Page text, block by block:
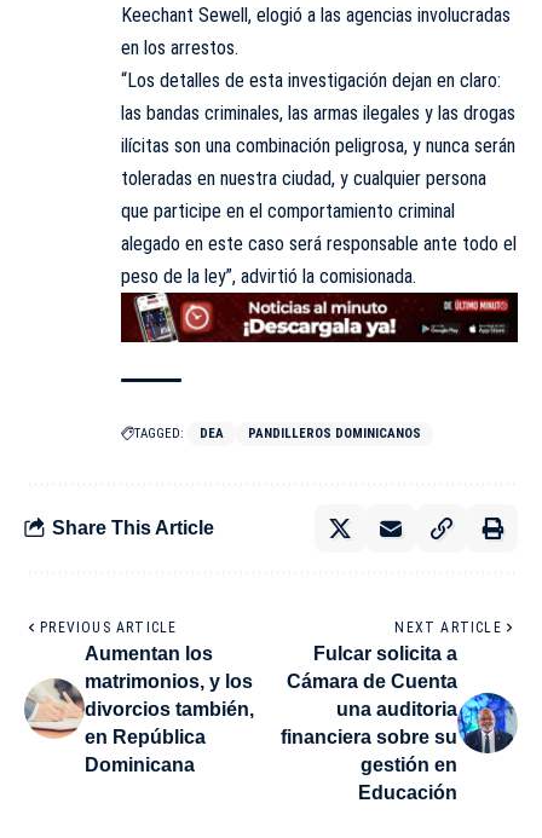
Keechant Sewell, elogió a las agencias involucradas
en los arrestos.
“Los detalles de esta investigación dejan en claro:
las bandas criminales, las armas ilegales y las drogas
ilícitas son una combinación peligrosa, y nunca serán
toleradas en nuestra ciudad, y cualquier persona
que participe en el comportamiento criminal
alegado en este caso será responsable ante todo el
peso de la ley”, advirtió la comisionada.
TAGGED: DEA PANDILLEROS DOMINICANOS
Share This Article
PREVIOUS ARTICLE
Aumentan los
matrimonios, y los
divorcios también,
en República
Dominicana
NEXT ARTICLE
Fulcar solicita a
Cámara de Cuenta
una auditoria
financiera sobre su
gestión en
Educación